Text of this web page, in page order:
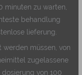
minuten zu warten,
behandlung
lieferung.
müssen, von
zugelassene
von 100